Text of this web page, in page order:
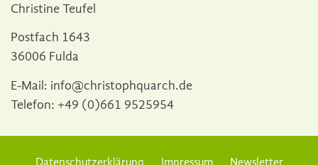
Christine Teufel
Postfach 1643
36006 Fulda
E-Mail: info@christophquarch.de
Telefon: +49 (0)661 9525954
Datenschutzerklärung Impressum Newsletter